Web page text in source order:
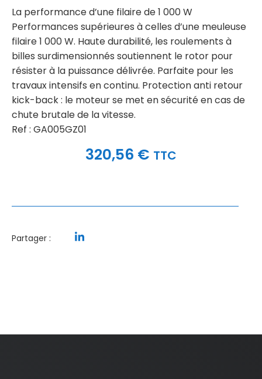
La performance d’une filaire de 1 000 W
Performances supérieures à celles d’une meuleuse
filaire 1 000 W. Haute durabilité, les roulements à
billes surdimensionnés soutiennent le rotor pour
résister à la puissance délivrée. Parfaite pour les
travaux intensifs en continu. Protection anti retour
kick-back : le moteur se met en sécurité en cas de
chute brutale de la vitesse.
Ref : GA005GZ01
320,56 € TTC
Partager :